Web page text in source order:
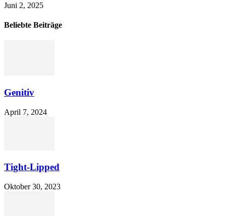
Juni 2, 2025
Beliebte Beiträge
Genitiv
April 7, 2024
Tight-Lipped
Oktober 30, 2023